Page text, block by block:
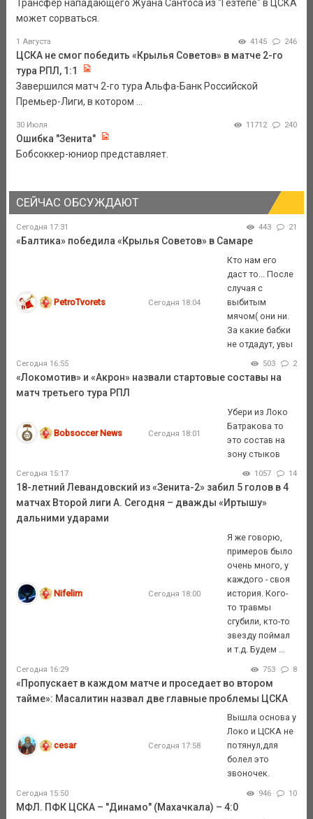
Трансфер нападающего Жуана Сантоса из "Гезтепе" в ЦСКА
может сорваться.
1 Августа 4145 246
ЦСКА не смог победить «Крылья Советов» в матче 2-го
тура РПЛ, 1:1
Завершился матч 2-го тура Альфа-Банк Российской
Премьер-Лиги, в котором ...
30 Июля 11712 240
Ошибка "Зенита"
Бобсоккер-юниор представляет.
СЕЙЧАС ОБСУЖДАЮТ
Сегодня 17:31 443 21
«Балтика» победила «Крылья Советов» в Самаре
PetroTvorets Сегодня 18:04
Кто нам его
даст то... После
случая с
выбитым
мячом( они ни.
За какие бабки
не отдадут, увы
Сегодня 16:55 503 2
«Локомотив» и «Акрон» назвали стартовые составы на
матч третьего тура РПЛ
Bobsoccer News Сегодня 18:01
Убери из Локо
Батракова то
это состав на
зону стыков
Сегодня 15:17 1057 14
18-летний Левандовский из «Зенита-2» забил 5 голов в 4
матчах Второй лиги А. Сегодня – дважды «Иртышу»
дальними ударами
Nifelim Сегодня 18:00
Я же говорю,
примеров было
очень много, у
каждого - своя
история. Кого-
то травмы
сгубили, кто-то
звезду поймал
и т.д. Будем ...
Сегодня 16:29 753 8
«Пропускает в каждом матче и проседает во втором
тайме»: Масалитин назвал две главные проблемы ЦСКА
cesar Сегодня 17:58
Вышла основа у
Локо и ЦСКА не
потянул,для
болел это
звоночек.
Сегодня 15:50 946 10
МФЛ. ПФК ЦСКА – "Динамо" (Махачкала) – 4:0